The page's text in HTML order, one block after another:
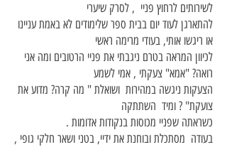
לשירותים לרחוץ פניי , לסרק שיערי
להתארגן לעוד יום בבית ספר שלימודים לא באמת עניינו
או ריגשו אותי, בעודי מרימה ראשי
לכיוון המראה בטרם ניגבתי את פניי הרטובים ומה אני
רואה? "אמא" צעקתי , אמי לשמע
הצעקות ניגשה במהירות ושואלת " מה קרה? מדוע את
צועקת" ? ומיד השתתקה
כשראתה שפניי מכוסות בנקודות אדומות .
בעודה מסתכלת ובוחנת את ידיי, בטני ושאר חלקי גופי ,